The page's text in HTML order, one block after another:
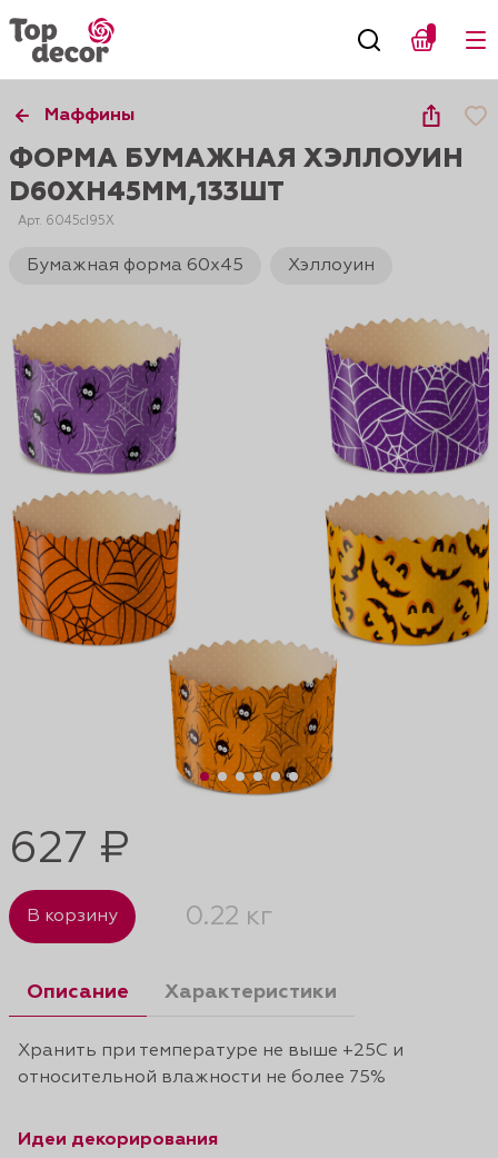
Маффины
ФОРМА БУМАЖНАЯ ХЭЛЛОУИН
D60XH45ММ,133ШТ
Арт. 6045cI95X
Бумажная форма 60х45 Хэллоуин
627 ₽
В корзину 0.22 кг
Описание Характеристики
Хранить при температуре не выше +25С и
относительной влажности не более 75%
Идеи декорирования